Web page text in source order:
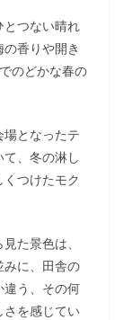
とつない晴れ
香りや開き
のどかな春の
となったテ
、冬の淋し
つけたモク
た景色は、
みに、田舎の
違う、その何
さを感じてい